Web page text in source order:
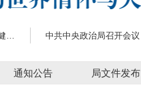
通知公告 局文件发布